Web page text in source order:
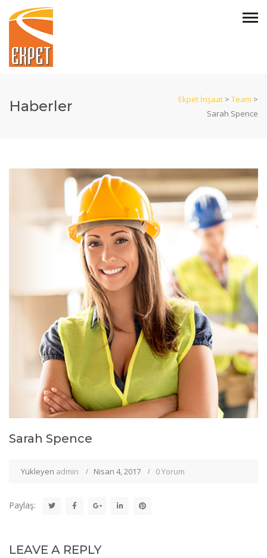
Haberler Ekpet İnşaat > Team >
Sarah Spence
Sarah Spence
Yükleyen admin Nisan 4, 2017 0 Yorum
Paylaş:
LEAVE A REPLY